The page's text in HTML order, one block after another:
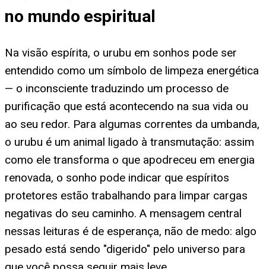
no mundo espiritual
Na visão espírita, o urubu em sonhos pode ser
entendido como um símbolo de limpeza energética
— o inconsciente traduzindo um processo de
purificação que está acontecendo na sua vida ou
ao seu redor. Para algumas correntes da umbanda,
o urubu é um animal ligado à transmutação: assim
como ele transforma o que apodreceu em energia
renovada, o sonho pode indicar que espíritos
protetores estão trabalhando para limpar cargas
negativas do seu caminho. A mensagem central
nessas leituras é de esperança, não de medo: algo
pesado está sendo "digerido" pelo universo para